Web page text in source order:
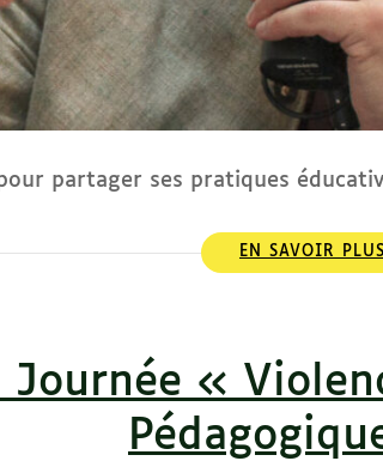
partager ses pratiques
EN SAVOIR PLUS
Journée «